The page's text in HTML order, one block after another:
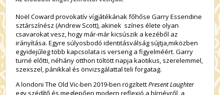
Noël Coward provokatív vígjátékának főhőse Garry Essendine
sztárszínész (Andrew Scott), akinek színes élete olyan
csavarokat vesz, hogy már-már kicsúszik a kezéből az
irányítása. Egyre súlyosbodó identitásválság sújtja,miközben
egyidejűleg több kapcsolata is verseng a figyelméért. Garry
turné előtti, néhány otthon töltött napja kaotikus, szerelemmel,
szexszel, pánikkal és önvizsgálattal teli forgatag.
A londoni The Old Vic-ben 2019-ben rögzítettPresent Laughter
egy szédítő és meglepően modern reflexió a hírnévről, a